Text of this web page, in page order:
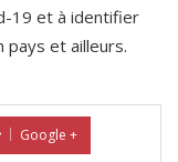
19 et à identifier
pays et ailleurs.
Google +